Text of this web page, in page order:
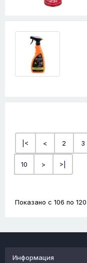
|< < 2 3
10 > >|
Показано с 106 по
Информация